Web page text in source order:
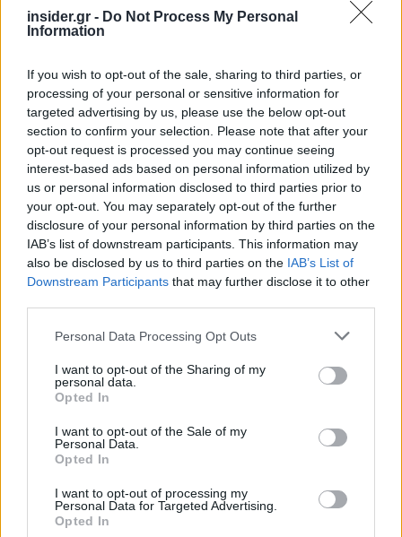
insider.gr - Do Not Process My Personal
Information
If you wish to opt-out of the sale, sharing to third parties, or
processing of your personal or sensitive information for
targeted advertising by us, please use the below opt-out
section to confirm your selection. Please note that after your
opt-out request is processed you may continue seeing
interest-based ads based on personal information utilized by
us or personal information disclosed to third parties prior to
your opt-out. You may separately opt-out of the further
disclosure of your personal information by third parties on the
IAB’s list of downstream participants. This information may
also be disclosed by us to third parties on the IAB’s List of
Downstream Participants that may further disclose it to other
Please note that this website/app uses one or more Google
not limited to your visit or usage behaviour. You may click to
grant or deny consent to Google and its third-party tags to
use your data for below specified purposes in below Google
consent section.
Personal Data Processing Opt Outs
I want to opt-out of the Sharing of my
personal data.
Opted In
I want to opt-out of the Sale of my
Personal Data.
Opted In
I want to opt-out of processing my
Personal Data for Targeted Advertising.
Opted In
Ζελένσκι δήλωσε ότι υπήρχε ομόφωνη συναίνεση
στο πλαίσιο της G7 ότι η Ρωσία στοχεύει σκόπιμα
σηματοδοτούσε μια αλλαγή στις αντιλήψεις.